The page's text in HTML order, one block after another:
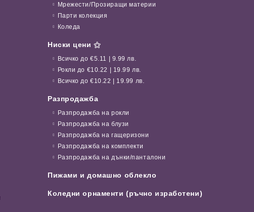
Мрежести/Прозиращи материи
Парти колекция
Коледа
Ниски цени ⚝
Всичко до €5.11 | 9.99 лв.
Рокли до €10.22 | 19.99 лв.
Всичко до €10.22 | 19.99 лв.
Разпродажба
Разпродажба на рокли
Разпродажба на блузи
Разпродажба на гащеризони
Разпродажба на комплекти
Разпродажба на дънки/панталони
Пижами и домашно облекло
Коледни орнаменти (ръчно изработени)